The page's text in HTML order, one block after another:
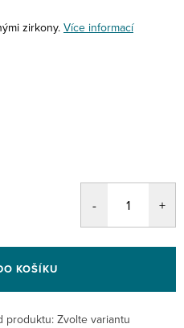
zirkony. Více informací
KOŠÍKU
produktu: Zvolte variantu